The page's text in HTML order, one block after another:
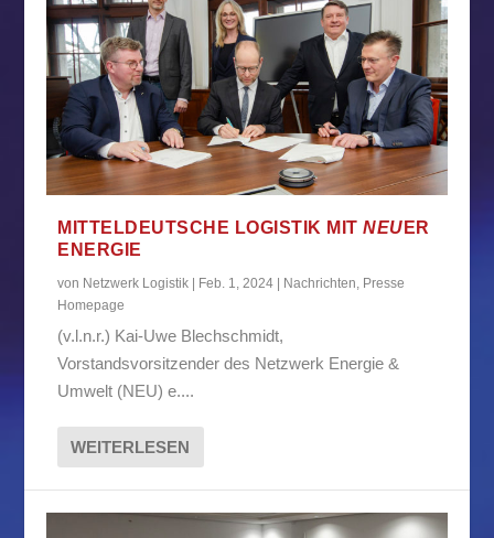
MITTELDEUTSCHE LOGISTIK MITNEU ER
ENERGIE
von Netzwerk Logistik | Feb. 1, 2024 | Nachrichten Presse
Homepage
(v.l.n.r.) Kai-Uwe Blechschmidt,
Vorstandsvorsitzender des Netzwerk Energie &
Umwelt (NEU) e....
WEITERLESEN